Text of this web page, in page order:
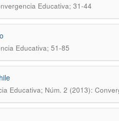
Educativa; 31-44
Educativa; 51-85
Educativa; Núm. 2 (2013):